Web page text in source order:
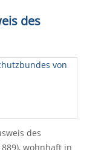
des
des
wohnhaft in